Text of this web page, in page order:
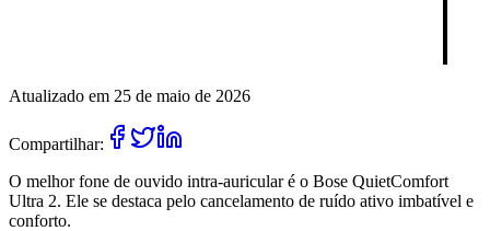
Atualizado em 25 de maio de 2026
Compartilhar:
O melhor fone de ouvido intra-auricular é o Bose QuietComfort
Ultra 2. Ele se destaca pelo cancelamento de ruído ativo imbatível e
conforto.